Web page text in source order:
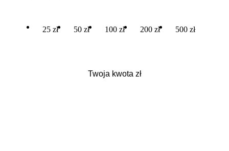
25 zł 50 zł 100 zł 200 zł 500 zł